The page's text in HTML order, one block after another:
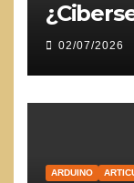
02/07/2026
ARDUINO